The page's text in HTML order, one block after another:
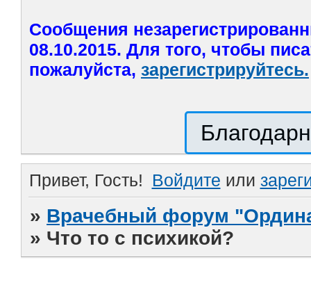
Сообщения
08.10.2015. Для того, чтобы
пожалуйста, зарегистрируйтесь.
Привет, Гость! Войдите или
» Врачебный форум
» Что то с психикой?